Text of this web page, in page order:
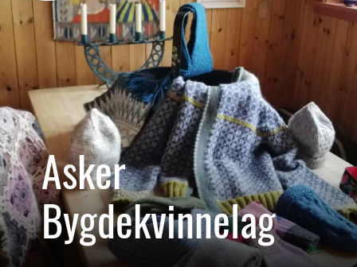
Asker
Bygdekvinnelag